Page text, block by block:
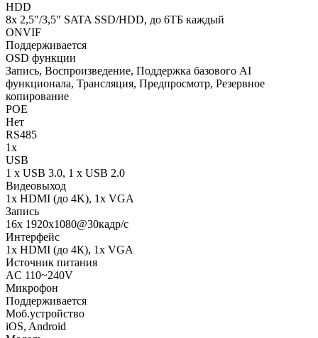
HDD
8х 2,5"/3,5" SATA SSD/HDD, до 6ТБ каждый
ONVIF
Поддерживается
OSD функции
Запись, Воспроизведение, Поддержка базового AI
функционала, Трансляция, Предпросмотр, Резервное
копирование
POE
Нет
RS485
1x
USB
1 x USB 3.0, 1 x USB 2.0
Видеовыход
1x HDMI (до 4K), 1х VGA
Запись
16х 1920х1080@30кадр/с
Интерфейс
1х HDMI (до 4К), 1х VGA
Источник питания
AC 110~240V
Микрофон
Поддерживается
Моб.устройство
iOS, Android